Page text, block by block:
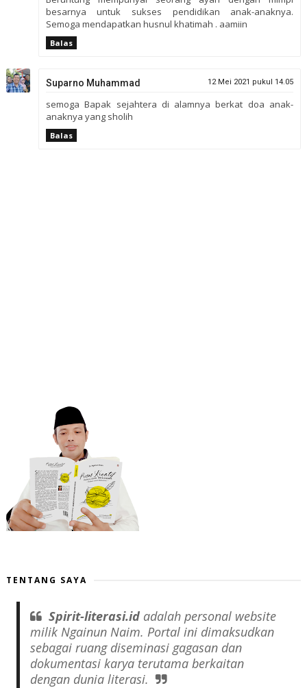
besarnya untuk sukses pendidikan anak-anaknya.
Semoga mendapatkan husnul khatimah . aamiin
Balas
Suparno Muhammad 12 Mei 2021 pukul 14.05
semoga Bapak sejahtera di alamnya berkat doa anak-
anaknya yang sholih
Balas
TENTANG SAYA
Spirit-literasi.idadalah personal website
milik Ngainun Naim. Portal ini dimaksudkan
sebagai ruang diseminasi gagasan dan
dokumentasi karya terutama berkaitan
dengan dunia literasi.